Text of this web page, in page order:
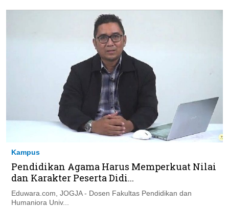
Kampus
Pendidikan Agama Harus Memperkuat Nilai
dan Karakter Peserta Didi...
Eduwara.com, JOGJA - Dosen Fakultas Pendidikan dan
Humaniora Univ...